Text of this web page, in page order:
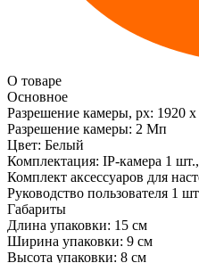
О товаре
Основное
Разрешение камеры, px: 1920
Разрешение камеры: 2 Мп
Цвет: Белый
Комплектация: IP-камера 1
Комплект аксессуаров для
Руководство пользователя 1
Габариты
Длина упаковки: 15 см
Ширина упаковки: 9 см
Высота упаковки: 8 см